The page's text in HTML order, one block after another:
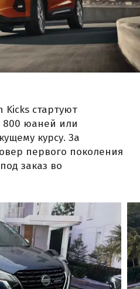
стартуют
800 юаней или
курсу. За
первого поколения
заказ во